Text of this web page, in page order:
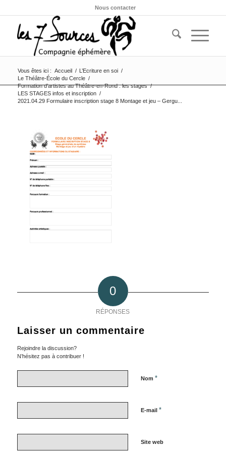
Nous contacter
Vous êtes ici : Accueil / L’Ecriture en soi /
Le Théâtre-École du Cercle /
Formation d’artistes au Théâtre-en-Rond : les stages /
LES STAGES infos et inscription /
2021.04.29 Formulaire inscription stage 8 Montage et jeu – Gergu...
0
RÉPONSES
Laisser un commentaire
Rejoindre la discussion?
N’hésitez pas à contribuer !
Nom *
E-mail *
Site web